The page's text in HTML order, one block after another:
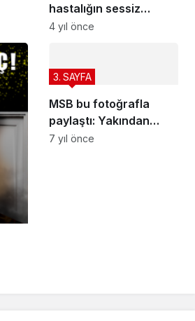
hastalığın sessiz
adımları
4 yıl önce
MSB bu fotoğrafla
paylaştı: Yakından
takip ediyoruz
3. SAYFA
7 yıl önce